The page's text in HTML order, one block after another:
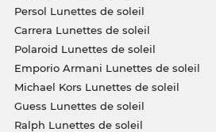
Persol Lunettes de soleil
Carrera Lunettes de soleil
Polaroid Lunettes de soleil
Emporio Armani Lunettes de soleil
Michael Kors Lunettes de soleil
Guess Lunettes de soleil
Ralph Lunettes de soleil